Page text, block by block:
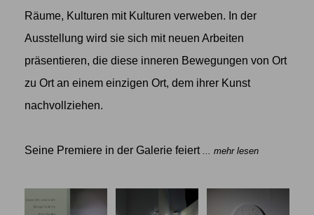
Räume, Kulturen mit Kulturen verweben. In der
Ausstellung wird sie sich mit neuen Arbeiten
präsentieren, die diese inneren Bewegungen von Ort
zu Ort an einem einzigen Ort, dem ihrer Kunst
nachvollziehen.
Seine Premiere in der Galerie feiert ... mehr lesen